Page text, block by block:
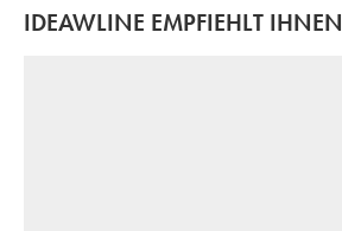
IDEAWLINE EMPFIEHLT IHNEN